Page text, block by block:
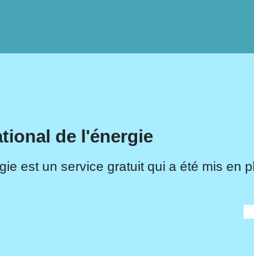
de l'énergie
est un service gratuit qui a été mis en